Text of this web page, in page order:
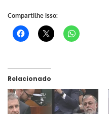
Compartilhe isso:
Relacionado